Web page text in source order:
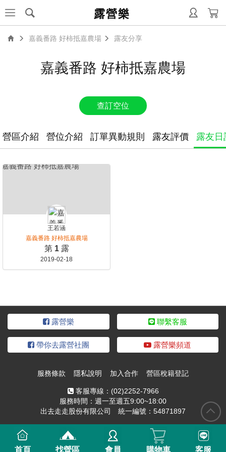
露營樂
嘉義番路 好柿抵嘉農場 露友分享
嘉義番路 好柿抵嘉農場
查訂空位
營區介紹 營位介紹 訂單異動規則 露友評價 露友日
王若涵
嘉義番路 好柿抵嘉農場
第 1 露
2019-02-18
露營樂 聯繫客服
帶你去露營社團 露營樂頻道
服務條款 隱私說明 加入合作 營區稅籍登記
客服專線： (02)2252-7966
服務時間：週一至週五9:00~18:00
出去走走股份有限公司 統一編號：54871897
首頁 找營區 會員 購物車 客服